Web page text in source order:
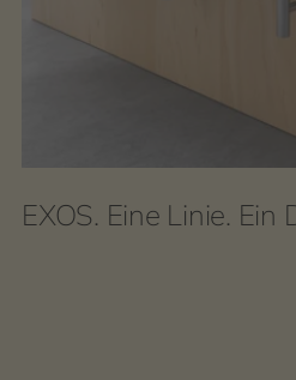
EXOS. Eine Linie. Ein